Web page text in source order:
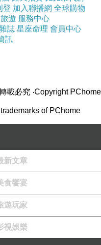
也不同
登 加入聯播網 全球購物
旅遊 服務中心
誌 星座命理 會員中心
訊
載必究 ‧Copyright PChome
of PChome
新文章
食饗宴
遊玩家
視娛樂